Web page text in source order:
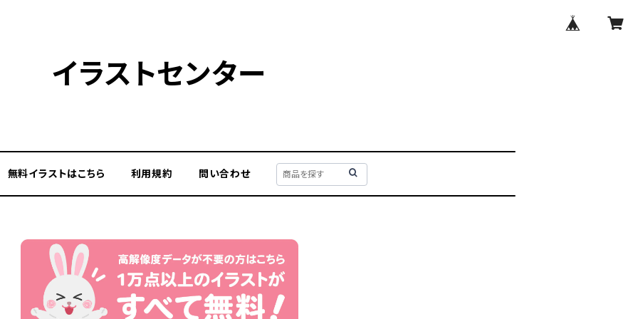
イラストセンター
無料イラストはこちら 利用規約 問い合わせ